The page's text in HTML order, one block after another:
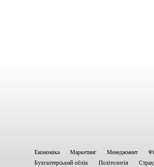
Економіка Маркетинг Менеджмент
Бухгалтерський облік
Політологія